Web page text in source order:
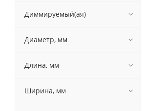
Диммируемый(ая)
Диаметр, мм
Длина, мм
Ширина, мм